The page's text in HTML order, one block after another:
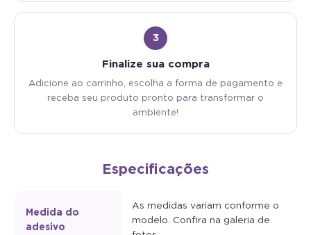
3
Finalize sua compra
Adicione ao carrinho, escolha a forma de pagamento e
receba seu produto pronto para transformar o
ambiente!
Especificações
Medida do
adesivo
As medidas variam conforme o
modelo. Confira na galeria de
fotos.